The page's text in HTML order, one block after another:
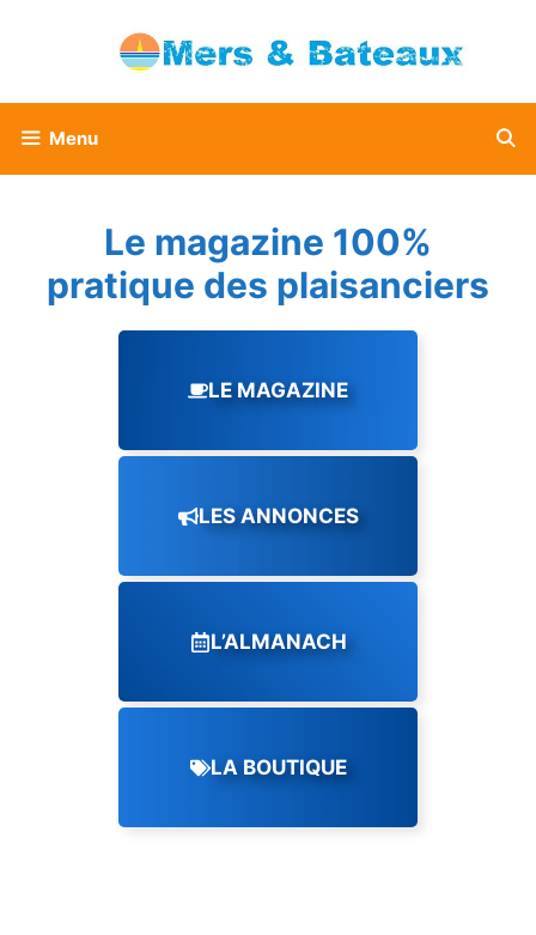
Menu
Le magazine 100%
pratique des plaisanciers
LE MAGAZINE
LES ANNONCES
L’ALMANACH
LA BOUTIQUE